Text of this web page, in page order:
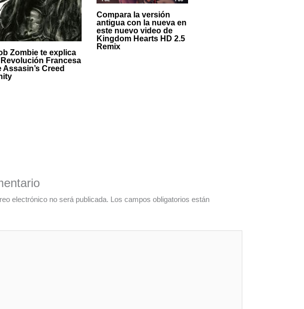
Zombie te explica
Revolución Francesa
Assasin’s Creed
Compara la versión
antigua con la nueva en
este nuevo video de
Kingdom Hearts HD 2.5
Remix
electrónico no será publicada. Los campos obligatorios están